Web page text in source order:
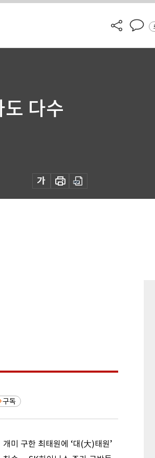
도 다수
구독
개미 구한 최태원에 ‘대(大)태원’